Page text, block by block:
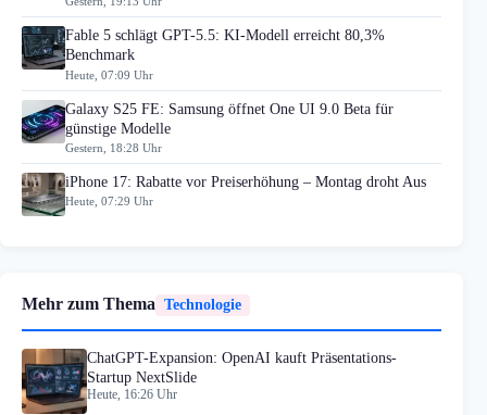
Fable 5 schlägt GPT-5.5: KI-Modell erreicht 80,3%
Benchmark
Heute, 07:09 Uhr
Galaxy S25 FE: Samsung öffnet One UI 9.0 Beta für
günstige Modelle
Gestern, 18:28 Uhr
iPhone 17: Rabatte vor Preiserhöhung – Montag droht Aus
Heute, 07:29 Uhr
Mehr zum Thema Technologie
ChatGPT-Expansion: OpenAI kauft Präsentations-
Startup NextSlide
Heute, 16:26 Uhr